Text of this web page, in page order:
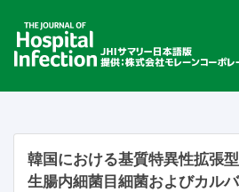
韓国における基質特異性拡張
生腸内細菌目細菌およびカル